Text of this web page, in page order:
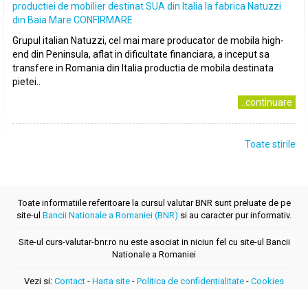
productiei de mobilier destinat SUA din Italia la fabrica Natuzzi
din Baia Mare CONFIRMARE
Grupul italian Natuzzi, cel mai mare producator de mobila high-
end din Peninsula, aflat in dificultate financiara, a inceput sa
transfere in Romania din Italia productia de mobila destinata
pietei..
..continuare
Toate stirile
Toate informatiile referitoare la cursul valutar BNR sunt preluate de pe
site-ul Bancii Nationale a Romaniei (BNR) si au caracter pur informativ.
Site-ul curs-valutar-bnr.ro nu este asociat in niciun fel cu site-ul Bancii
Nationale a Romaniei
Vezi si: Contact - Harta site - Politica de confidentialitate - Cookies